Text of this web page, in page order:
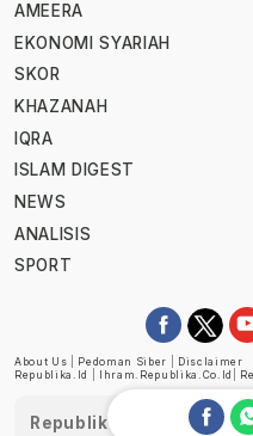
AMEERA
EKONOMI SYARIAH
SKOR
KHAZANAH
IQRA
ISLAM DIGEST
NEWS
ANALISIS
SPORT
About Us Pedoman Siber
Disclaimer
Republika.id
Ihram.republika.co.id
Republika telah